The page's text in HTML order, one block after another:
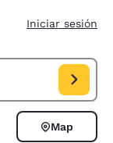
Iniciar sesión
Sur, EE. UU.. Fecha
Map